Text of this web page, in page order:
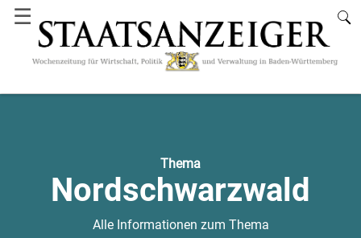
☰
Thema
Nordschwarzwald
Alle Informationen zum Thema